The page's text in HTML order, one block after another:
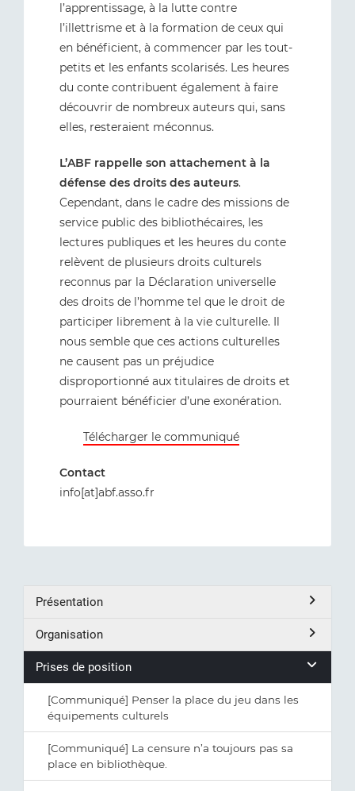
l’apprentissage, à la lutte contre
l’illettrisme et à la formation de ceux qui
en bénéficient, à commencer par les tout-
petits et les enfants scolarisés. Les heures
du conte contribuent également à faire
découvrir de nombreux auteurs qui, sans
elles, resteraient méconnus.
L’ABF rappelle son attachement à la
défense des droits des auteurs.
Cependant, dans le cadre des missions de
service public des bibliothécaires, les
lectures publiques et les heures du conte
relèvent de plusieurs droits culturels
reconnus par la Déclaration universelle
des droits de l’homme tel que le droit de
participer librement à la vie culturelle. Il
nous semble que ces actions culturelles
ne causent pas un préjudice
disproportionné aux titulaires de droits et
pourraient bénéficier d’une exonération.
Télécharger le communiqué
Contact
info[at]abf.asso.fr
Présentation
Organisation
Prises de position
[Communiqué] Penser la place du jeu dans les
équipements culturels
[Communiqué] La censure n’a toujours pas sa
place en bibliothèque.